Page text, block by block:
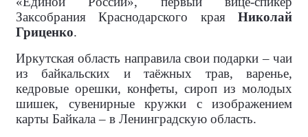
Заксобрания Краснодарского края Николай
Гриценко.
Иркутская область направила свои подарки – чаи
из байкальских и таёжных трав, варенье,
кедровые орешки, конфеты, сироп из молодых
шишек, сувенирные кружки с изображением
карты Байкала – в Ленинградскую область.